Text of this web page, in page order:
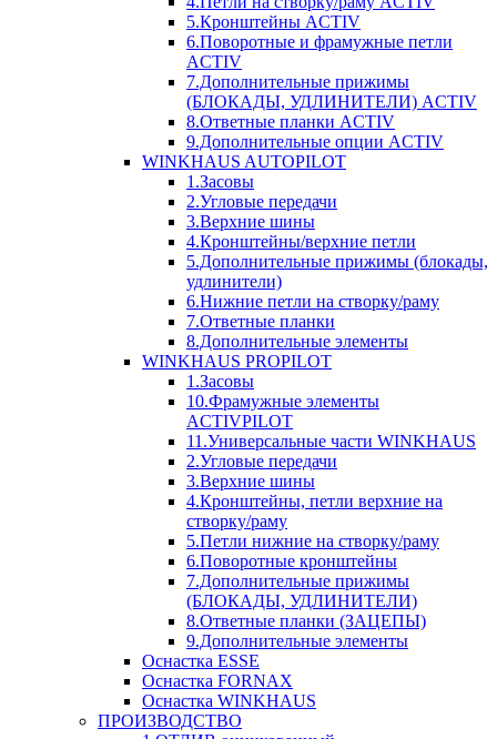
5.Кронштейны ACTIV
6.Поворотные и фрамужные петли
ACTIV
7.Дополнительные прижимы
(БЛОКАДЫ, УДЛИНИТЕЛИ) ACTIV
8.Ответные планки ACTIV
9.Дополнительные опции ACTIV
WINKHAUS AUTOPILOT
1.Засовы
2.Угловые передачи
3.Верхние шины
4.Кронштейны/верхние петли
5.Дополнительные прижимы (блокады,
удлинители)
6.Нижние петли на створку/раму
7.Ответные планки
8.Дополнительные элементы
WINKHAUS PROPILOT
1.Засовы
10.Фрамужные элементы
ACTIVPILOT
11.Универсальные части WINKHAUS
2.Угловые передачи
3.Верхние шины
4.Кронштейны, петли верхние на
створку/раму
5.Петли нижние на створку/раму
6.Поворотные кронштейны
7.Дополнительные прижимы
(БЛОКАДЫ, УДЛИНИТЕЛИ)
8.Ответные планки (ЗАЦЕПЫ)
9.Дополнительные элементы
Оснастка ESSE
Оснастка FORNAX
Оснастка WINKHAUS
ПРОИЗВОДСТВО